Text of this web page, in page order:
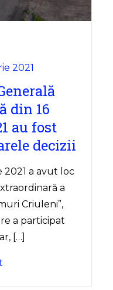
2021
din 16
au fost
decizii
2021 a avut loc
a
Criuleni”,
a participat
[…]